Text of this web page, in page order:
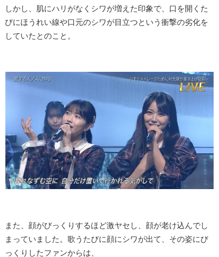
しかし、肌にハリがなくシワが増えた印象で、口を開くた
びにほうれい線や口元のシワが目立つという衝撃の劣化を
していたとのこと。
また、顔がびっくりするほど激ヤセし、顔が老け込んでし
まっていました。歌うたびに顔にシワが出て、その姿にび
っくりしたファンからは、